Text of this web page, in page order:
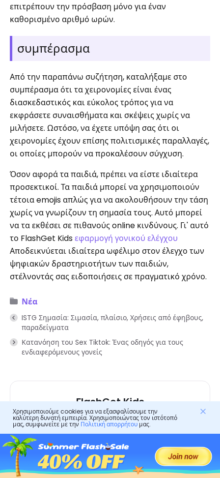
επιτρέπουν την πρόσβαση μόνο για έναν
καθορισμένο αριθμό ωρών.
συμπέρασμα
Από την παραπάνω συζήτηση, καταλήξαμε στο
συμπέρασμα ότι τα χειρονομίες είναι ένας
διασκεδαστικός και εύκολος τρόπος για να
εκφράσετε συναισθήματα και σκέψεις χωρίς να
μιλήσετε. Ωστόσο, να έχετε υπόψη σας ότι οι
χειρονομίες έχουν επίσης πολιτισμικές παραλλαγές,
οι οποίες μπορούν να προκαλέσουν σύγχυση.
Όσον αφορά τα παιδιά, πρέπει να είστε ιδιαίτερα
προσεκτικοί. Τα παιδιά μπορεί να χρησιμοποιούν
τέτοια emojis απλώς για να ακολουθήσουν την τάση
χωρίς να γνωρίζουν τη σημασία τους. Αυτό μπορεί
να τα εκθέσει σε πιθανούς online κινδύνους. Γι' αυτό
το FlashGet Kidsεφαρμογή γονικού ελέγχου
Αποδεικνύεται ιδιαίτερα ωφέλιμο στον έλεγχο των
ψηφιακών δραστηριοτήτων των παιδιών,
στέλνοντάς σας ειδοποιήσεις σε πραγματικό χρόνο.
Νέα
ISTG Σημασία: Σιμασία, πλαίσιο, Χρήσεις από έφηβους,
παραδείγματα
Κατανόηση του Sex Tiktok: Ένας οδηγός για τους
ενδιαφερόμενους γονείς
FlashGet Kids
Δωρεάν λήψη. Απλή ρύθμιση. Αξιόπιστη
προστασία.
Δοκιμάστε το δωρεάν
Χρησιμοποιούμε cookies για να εξασφαλίσουμε την
καλύτερη δυνατή εμπειρία. Χρησιμοποιώντας τον ιστότοπό
μας, συμφωνείτε με την Πολιτική απορρήτουμας.